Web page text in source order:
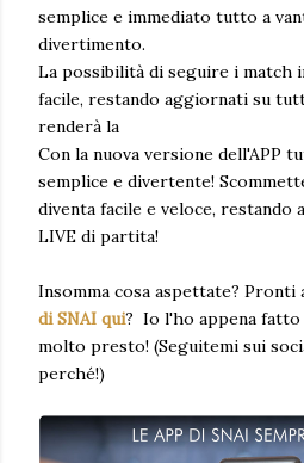
semplice e immediato tutto a
divertimento.
La possibilità di seguire i match
facile, restando aggiornati su
renderà la
Con la nuova versione dell'APP
semplice e divertente!
diventa facile e veloce,
LIVE di partita!
Insomma cosa aspettate? Pronti
di SNAI qui? Io l'ho appena
molto presto! (Seguitemi sui
perché!)